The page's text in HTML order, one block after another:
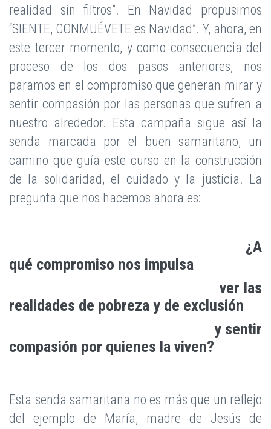
realidad sin filtros”. En Navidad propusimos
“SIENTE, CONMUÉVETE es Navidad”. Y, ahora, en
este tercer momento, y como consecuencia del
proceso de los dos pasos anteriores, nos
paramos en el compromiso que generan mirar y
sentir compasión por las personas que sufren a
nuestro alrededor. Esta campaña sigue así la
senda marcada por el buen samaritano, un
camino que guía este curso en la construcción
de la solidaridad, el cuidado y la justicia. La
pregunta que nos hacemos ahora es:
¿A
qué compromiso nos impulsa
ver las
realidades de pobreza y de exclusión
y sentir
compasión por quienes la viven?
Esta senda samaritana no es más que un reflejo
del ejemplo de María, madre de Jesús de